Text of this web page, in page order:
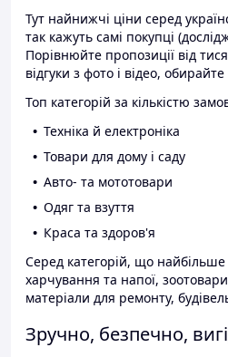
Тут найнижчі ціни серед
так кажуть самі покупці
Порівнюйте пропозиції від
відгуки з фото і відео,
Топ категорій за кількістю
Техніка й електроніка
Товари для дому і саду
Авто- та мототовари
Одяг та взуття
Краса та здоров'я
Серед категорій, що
харчування та напої,
матеріали для ремонту,
Зручно, безпечно,